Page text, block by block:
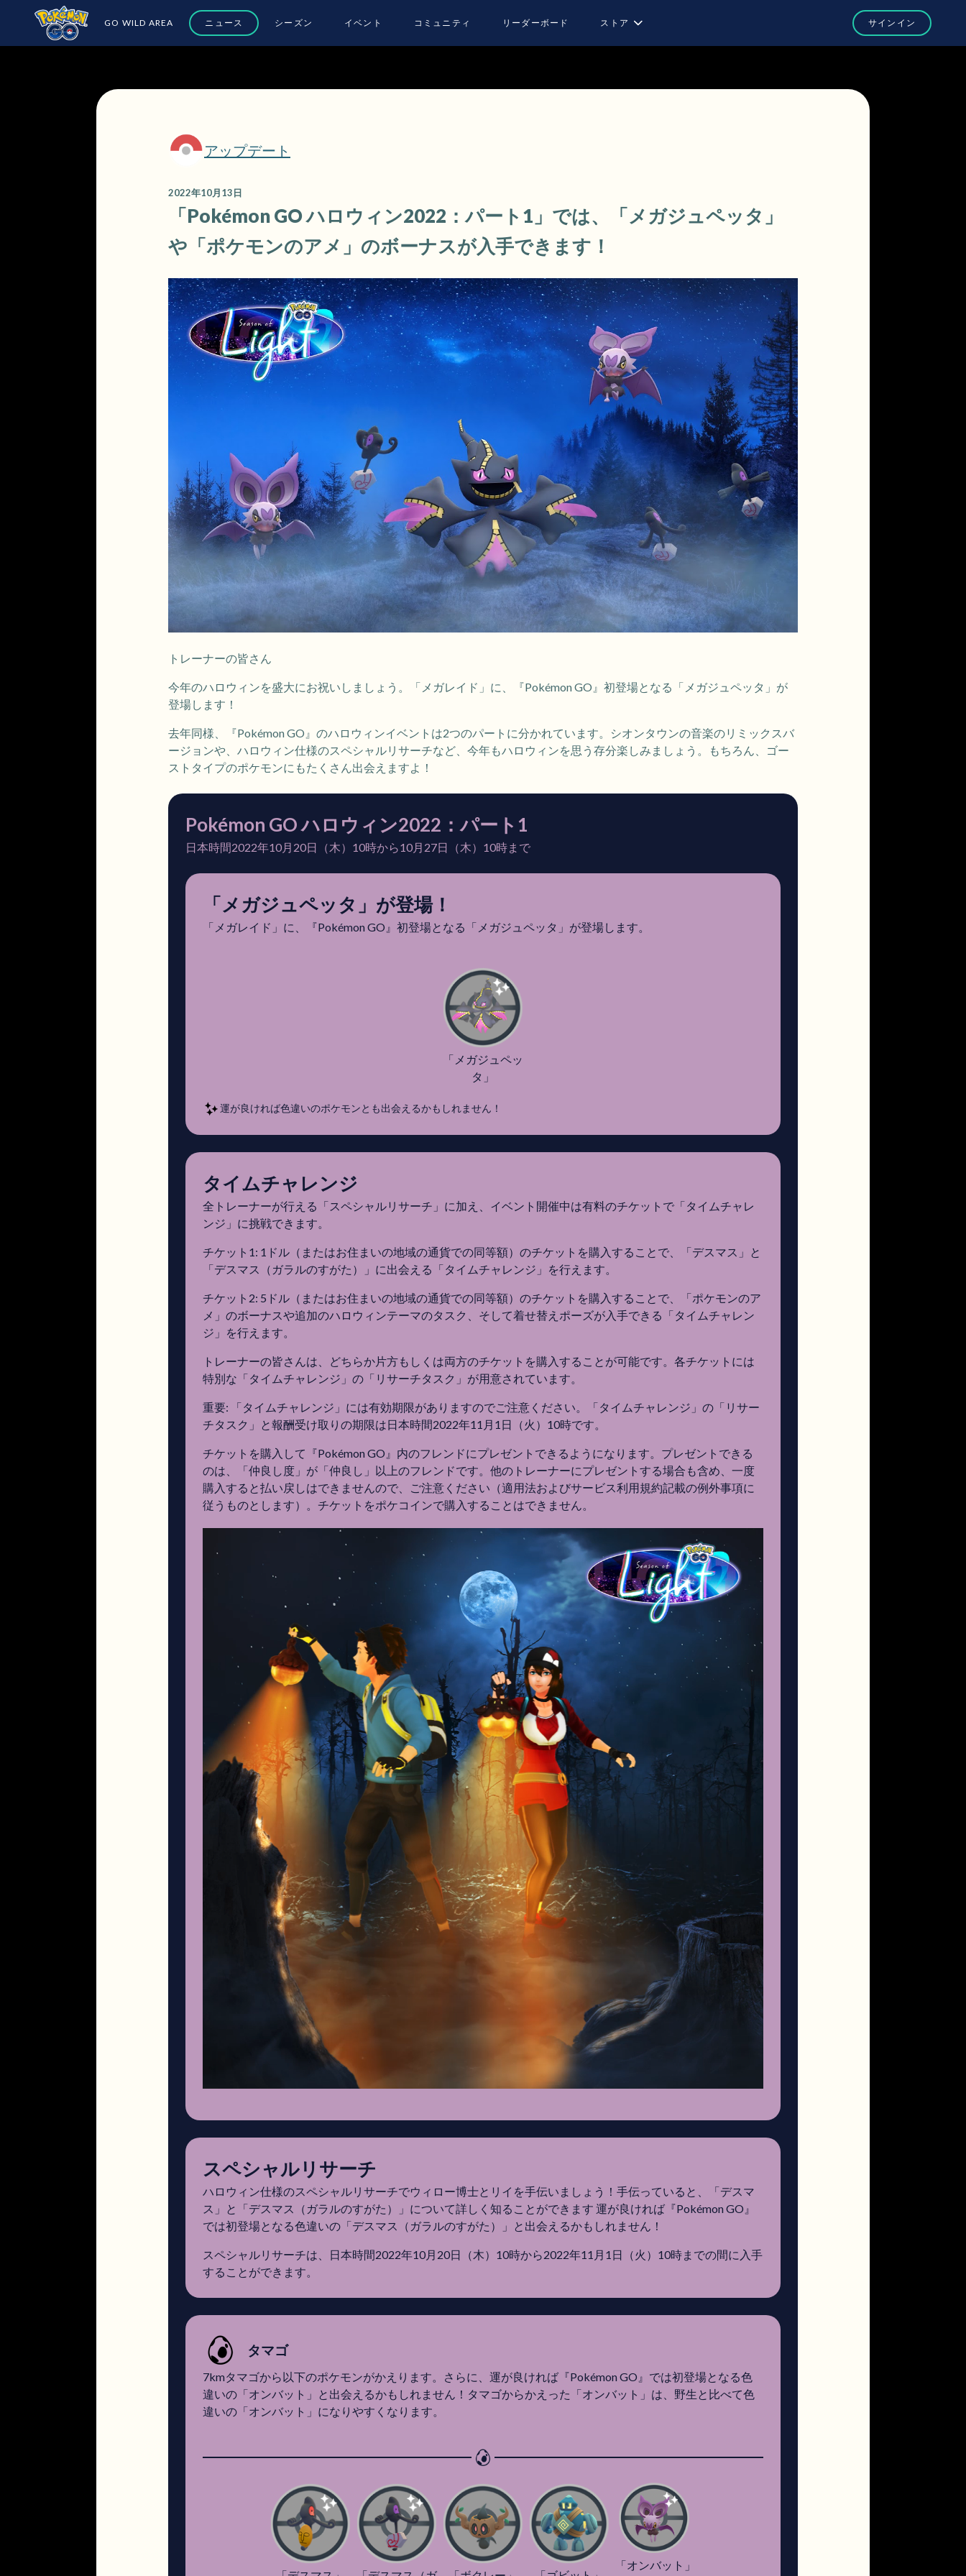
GO WILD AREA ニュース シーズン イベント コミュニティ リーダーボード ストア
アップデート
2022年10月13日
「Pokémon GO ハロウィン2022：パート1」では、「メガジュペッタ」
や「ポケモンのアメ」のボーナスが入手できます！
トレーナーの皆さん
今年のハロウィンを盛大にお祝いしましょう。「メガレイド」に、『Pokémon GO』初登場となる「メガジュペッタ」が
登場します！
去年同様、『Pokémon GO』のハロウィンイベントは2つのパートに分かれています。シオンタウンの音楽のリミックスバ
ージョンや、ハロウィン仕様のスペシャルリサーチなど、今年もハロウィンを思う存分楽しみましょう。もちろん、ゴー
ストタイプのポケモンにもたくさん出会えますよ！
Pokémon GO ハロウィン2022：パート1
日本時間2022年10月20日（木）10時から10月27日（木）10時まで
「メガジュペッタ」が登場！
「メガレイド」に、『Pokémon GO』初登場となる「メガジュペッタ」が登場します。
「メガジュペッ
タ」
運が良ければ色違いのポケモンとも出会えるかもしれません！
タイムチャレンジ
全トレーナーが行える「スペシャルリサーチ」に加え、イベント開催中は有料のチケットで「タイムチャレ
ンジ」に挑戦できます。
チケット1: 1ドル（またはお住まいの地域の通貨での同等額）のチケットを購入することで、「デスマス」と
「デスマス（ガラルのすがた）」に出会える「タイムチャレンジ」を行えます。
チケット2: 5ドル（またはお住まいの地域の通貨での同等額）のチケットを購入することで、「ポケモンのア
メ」のボーナスや追加のハロウィンテーマのタスク、そして着せ替えポーズが入手できる「タイムチャレン
ジ」を行えます。
トレーナーの皆さんは、どちらか片方もしくは両方のチケットを購入することが可能です。各チケットには
特別な「タイムチャレンジ」の「リサーチタスク」が用意されています。
重要: 「タイムチャレンジ」には有効期限がありますのでご注意ください。「タイムチャレンジ」の「リサー
チタスク」と報酬受け取りの期限は日本時間2022年11月1日（火）10時です。
チケットを購入して『Pokémon GO』内のフレンドにプレゼントできるようになります。プレゼントできる
のは、「仲良し度」が「仲良し」以上のフレンドです。他のトレーナーにプレゼントする場合も含め、一度
購入すると払い戻しはできませんので、ご注意ください（適用法およびサービス利用規約記載の例外事項に
従うものとします）。チケットをポケコインで購入することはできません。
スペシャルリサーチ
ハロウィン仕様のスペシャルリサーチでウィロー博士とリイを手伝いましょう！手伝っていると、「デスマ
ス」と「デスマス（ガラルのすがた）」について詳しく知ることができます 運が良ければ『Pokémon GO』
では初登場となる色違いの「デスマス（ガラルのすがた）」と出会えるかもしれません！
スペシャルリサーチは、日本時間2022年10月20日（木）10時から2022年11月1日（火）10時までの間に入手
することができます。
タマゴ
7kmタマゴから以下のポケモンがかえります。さらに、運が良ければ『Pokémon GO』では初登場となる色
違いの「オンバット」と出会えるかもしれません！タマゴからかえった「オンバット」は、野生と比べて色
違いの「オンバット」になりやすくなります。
「オンバット」